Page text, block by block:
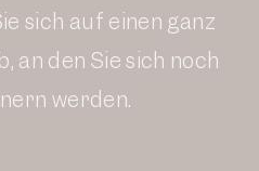
sich auf einen ganz
an den Sie sich noch
werden.